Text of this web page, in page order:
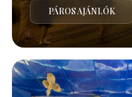
PÁROS AJÁNLÓK